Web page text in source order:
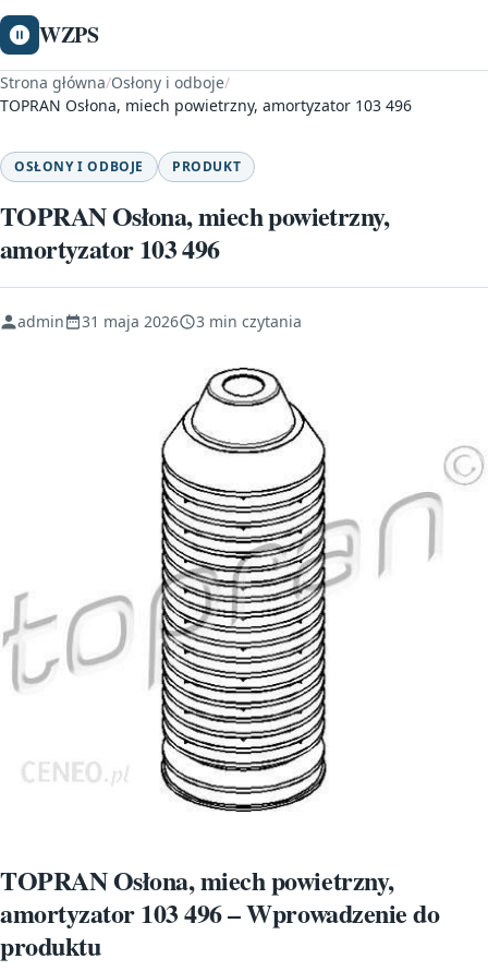
WZPS
Strona główna/Osłony i odboje/
TOPRAN Osłona, miech powietrzny, amortyzator 103 496
OSŁONY I ODBOJE PRODUKT
TOPRAN Osłona, miech powietrzny,
amortyzator 103 496
admin 31 maja 2026 3 min czytania
TOPRAN Osłona, miech powietrzny,
amortyzator 103 496 – Wprowadzenie do
produktu